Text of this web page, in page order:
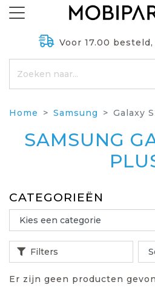
Voor 17.00 besteld,
Home Samsung Galaxy
SAMSUNG
CATEGORIEËN
Filters
Er zijn geen producten